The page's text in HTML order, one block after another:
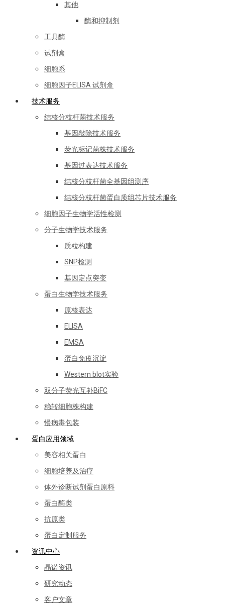
其他
酶和抑制剂
工具酶
试剂盒
细胞系
细胞因子ELISA 试剂盒
技术服务
结核分枝杆菌技术服务
基因敲除技术服务
荧光标记菌株技术服务
基因过表达技术服务
结核分枝杆菌全基因组测序
结核分枝杆菌蛋白质组芯片技术服务
细胞因子生物学活性检测
分子生物学技术服务
质粒构建
SNP检测
基因定点突变
蛋白生物学技术服务
原核表达
ELISA
EMSA
蛋白免疫沉淀
Western blot实验
双分子荧光互补BiFC
稳转细胞株构建
慢病毒包装
蛋白应用领域
美容相关蛋白
细胞培养及治疗
体外诊断试剂蛋白原料
蛋白酶类
抗原类
蛋白定制服务
资讯中心
晶诺资讯
研究动态
客户文章